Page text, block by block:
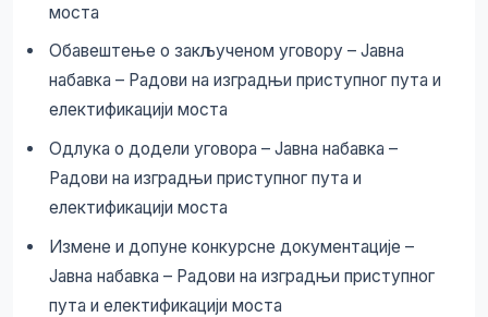
моста
Обавештење о закљученом уговору – Јавна
набавка – Радови на изградњи приступног пута и
електификацији моста
Одлука о додели уговора – Јавна набавка –
Радови на изградњи приступног пута и
електификацији моста
Измене и допуне конкурсне документације –
Јавна набавка – Радови на изградњи приступног
пута и електификацији моста